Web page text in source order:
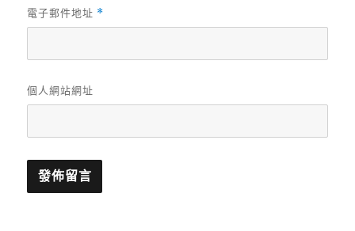
電子郵件地址 *
個人網站網址